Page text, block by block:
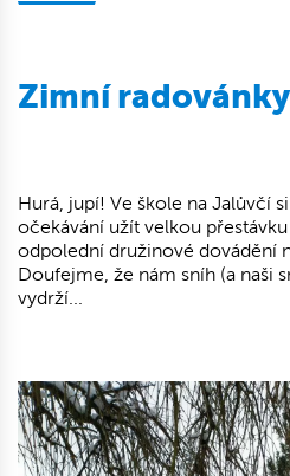
Zimní radovánky
Hurá, jupí! Ve škole na Jalůvčí
očekávání užít velkou
odpolední družinové dovádění
Doufejme, že nám sníh (a naši
vydrží...